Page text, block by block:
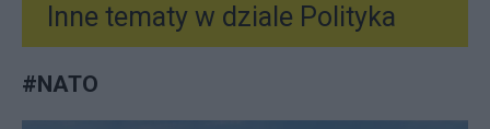
Inne tematy w dziale Polityka
#NATO